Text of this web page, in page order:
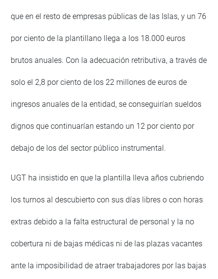
que en el resto de empresas públicas de las Islas, y un 76
por ciento de la plantillano llega a los 18.000 euros
brutos anuales. Con la adecuación retributiva, a través de
solo el 2,8 por ciento de los 22 millones de euros de
ingresos anuales de la entidad, se conseguirían sueldos
dignos que continuarían estando un 12 por ciento por
debajo de los del sector público instrumental.
UGT ha insistido en que la plantilla lleva años cubriendo
los turnos al descubierto con sus días libres o con horas
extras debido a la falta estructural de personal y la no
cobertura ni de bajas médicas ni de las plazas vacantes
ante la imposibilidad de atraer trabajadores por las bajas